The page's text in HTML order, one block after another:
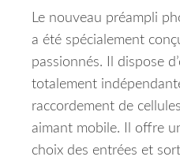
Le nouveau préampli
a été spécialement
passionnés. Il dispose
totalement
raccordement de
aimant mobile. Il offre
choix des entrées et